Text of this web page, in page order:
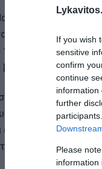
If you wish
sensitive
confirm
continue
information
further
Please
information
της
χρησιμοποιώντας
τη λειτουργία
βελτίωση στην
πολύ
των φυτών το
την
ως εργαλεία